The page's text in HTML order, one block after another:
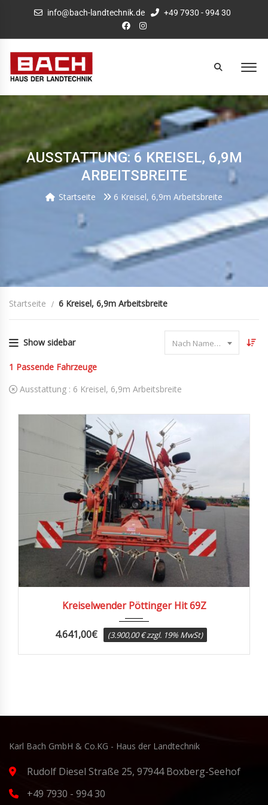
info@bach-landtechnik.de +49 7930 - 994 30
AUSSTATTUNG: 6 KREISEL, 6,9M
ARBEITSBREITE
Startseite 6 Kreisel, 6,9m Arbeitsbreite
Startseite 6 Kreisel, 6,9m Arbeitsbreite
Show sidebar Nach Name sortieren
1 Passende Fahrzeuge
Ausstattung : 6 Kreisel, 6,9m Arbeitsbreite
Kreiselwender Pöttinger Hit 69Z
4.641,00€ (3.900,00 € zzgl. 19% MwSt)
Karl Bach GmbH & Co.KG - Haus der Landtechnik
Rudolf Diesel Straße 25, 97944 Boxberg-Seehof
+49 7930 - 994 30